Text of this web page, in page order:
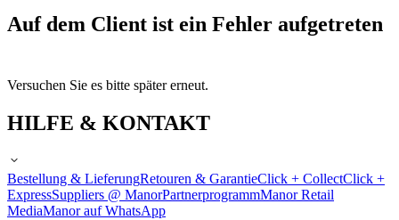
Auf dem Client ist ein Fehler aufgetreten
Versuchen Sie es bitte später erneut.
HILFE & KONTAKT
Bestellung & LieferungRetouren & GarantieClick + CollectClick +
ExpressSuppliers @ ManorPartnerprogrammManor Retail
MediaManor auf WhatsApp